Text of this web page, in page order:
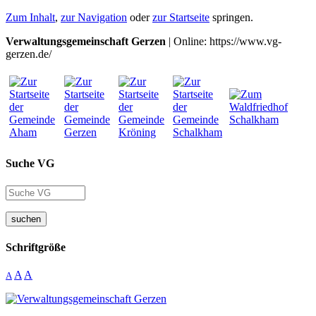
Zum Inhalt, zur Navigation oderzur Startseite springen.
Verwaltungsgemeinschaft Gerzen | Online: https://www.vg-
gerzen.de/
Suche VG
suchen
Schriftgröße
A A A